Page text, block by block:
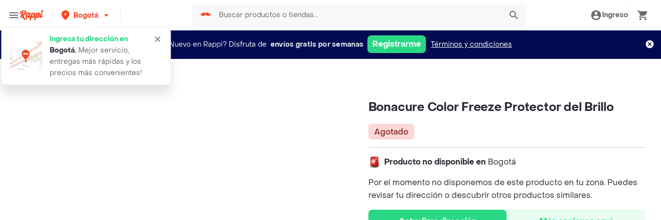
Bogotá
Ingresa tu dirección en
Bogotá. Mejor servicio,
entregas más rápidas y los
precios más convenientes!
Ingreso
¿Nuevo en Rappi? Disfruta de envíos gratis por semanas Registrarme Términos y condiciones
bonacure color freeze protector del
Bonacure Color Freeze Protector del Brillo
Agotado
Producto no disponible en Bogotá
Por el momento no disponemos de este producto en tu zona. Puedes
revisar tu dirección o descubrir otros productos similares.